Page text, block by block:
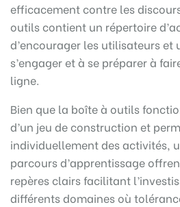
efficacement contre les
outils contient un répertoire
d’encourager les utilisateurs et
s’engager et à se préparer à
ligne.
Bien que la boîte à outils
d’un jeu de construction et
individuellement des activités,
parcours d’apprentissage
repères clairs facilitant
différents domaines où